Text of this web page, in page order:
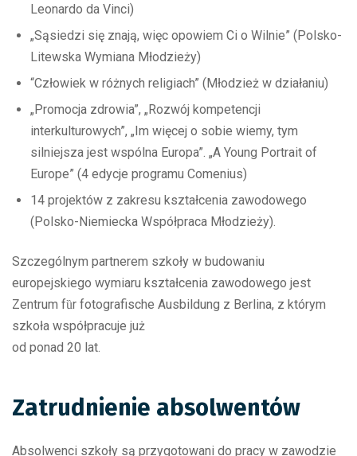
Leonardo da Vinci)
„Sąsiedzi się znają, więc opowiem Ci o Wilnie” (Polsko-
Litewska Wymiana Młodzieży)
“Człowiek w różnych religiach” (Młodzież w działaniu)
„Promocja zdrowia”, „Rozwój kompetencji
interkulturowych”, „Im więcej o sobie wiemy, tym
silniejsza jest wspólna Europa”. „A Young Portrait of
Europe” (4 edycje programu Comenius)
14 projektów z zakresu kształcenia zawodowego
(Polsko-Niemiecka Współpraca Młodzieży).
Szczególnym partnerem szkoły w budowaniu
europejskiego wymiaru kształcenia zawodowego jest
Zentrum fȕr fotografische Ausbildung z Berlina, z którym
szkoła współpracuje już
od ponad 20 lat.
Zatrudnienie absolwentów
Absolwenci szkoły są przygotowani do pracy w zawodzie